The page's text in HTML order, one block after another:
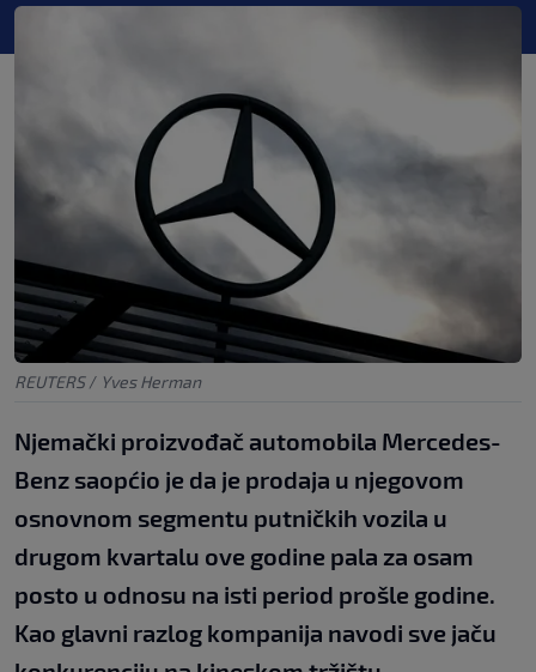
REUTERS / Yves Herman
Njemački proizvođač automobila Mercedes-
Benz saopćio je da je prodaja u njegovom
osnovnom segmentu putničkih vozila u
drugom kvartalu ove godine pala za osam
posto u odnosu na isti period prošle godine.
Kao glavni razlog kompanija navodi sve jaču